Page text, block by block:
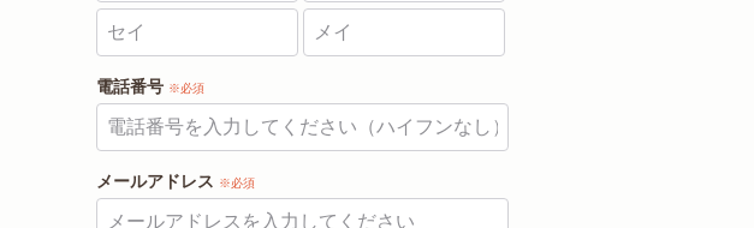
電話番号 ※必須
メールアドレス ※必須